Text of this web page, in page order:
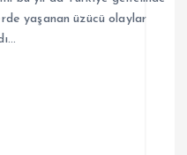
yaşanan üzücü olaylar